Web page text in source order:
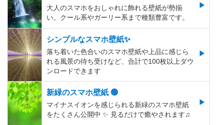
大人のスマホをおしゃれに飾れる壁紙が勢揃
い。クール系やガーリー系まで種類豊富です。
シンプルなスマホ壁紙✨
落ち着いた色合いのスマホ壁紙や上品に感じら
れる風景の待ち受けなど、合計で100枚以上ダウ
ンロードできます
新緑のスマホ壁紙 🟢
マイナスイオンを感じられる新緑のスマホ壁紙
をたくさん公開中 ✨ 見るだけで癒やされます♫